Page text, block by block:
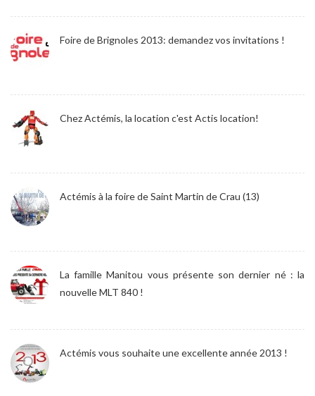
Foire de Brignoles 2013: demandez vos invitations !
Chez Actémis, la location c'est Actis location!
Actémis à la foire de Saint Martin de Crau (13)
La famille Manitou vous présente son dernier né : la
nouvelle MLT 840 !
Actémis vous souhaite une excellente année 2013 !